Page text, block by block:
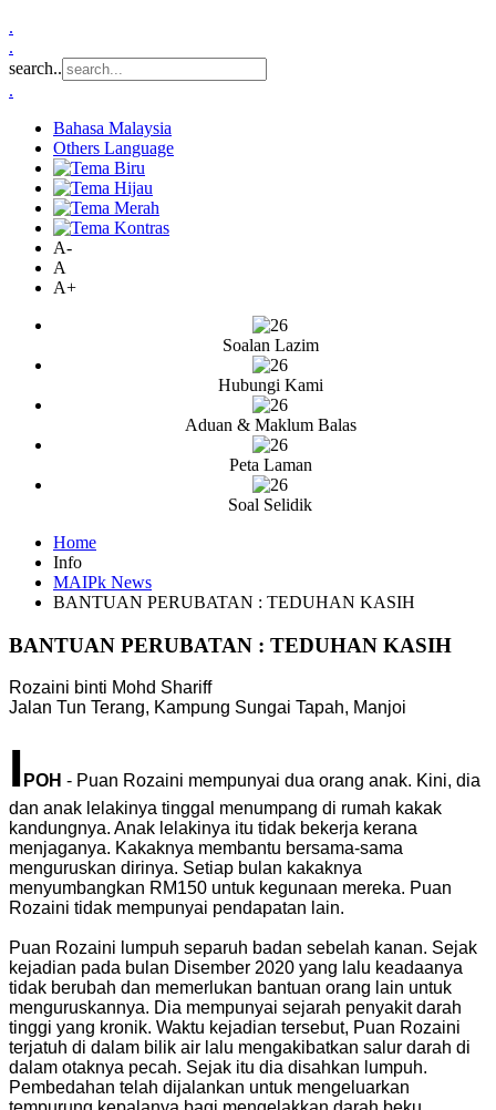
.
.
search..
.
Bahasa Malaysia
Others Language
A-
A
A+
Soalan Lazim
Hubungi Kami
Aduan & Maklum Balas
Peta Laman
Soal Selidik
Home
Info
MAIPk News
BANTUAN PERUBATAN : TEDUHAN KASIH
BANTUAN PERUBATAN : TEDUHAN KASIH
Rozaini binti Mohd Shariff
Jalan Tun Terang, Kampung Sungai Tapah, Manjoi
I POH - Puan Rozaini mempunyai dua orang anak. Kini, dia
dan anak lelakinya tinggal menumpang di rumah kakak
kandungnya. Anak lelakinya itu tidak bekerja kerana
menjaganya. Kakaknya membantu bersama-sama
menguruskan dirinya. Setiap bulan kakaknya
menyumbangkan RM150 untuk kegunaan mereka. Puan
Rozaini tidak mempunyai pendapatan lain.
Puan Rozaini lumpuh separuh badan sebelah kanan. Sejak
kejadian pada bulan Disember 2020 yang lalu keadaanya
tidak berubah dan memerlukan bantuan orang lain untuk
menguruskannya. Dia mempunyai sejarah penyakit darah
tinggi yang kronik. Waktu kejadian tersebut, Puan Rozaini
terjatuh di dalam bilik air lalu mengakibatkan salur darah di
dalam otaknya pecah. Sejak itu dia disahkan lumpuh.
Pembedahan telah dijalankan untuk mengeluarkan